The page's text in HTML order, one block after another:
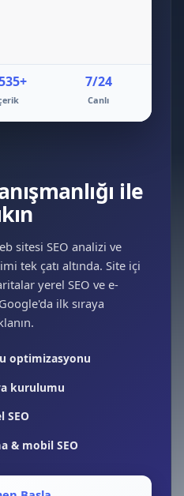
ile
sitesi SEO analizi ve
tek çatı altında. Site içi
yerel SEO ve e-
ilk sıraya
optimizasyonu
kurulumu
SEO
& mobil SEO
7/24
Canlı